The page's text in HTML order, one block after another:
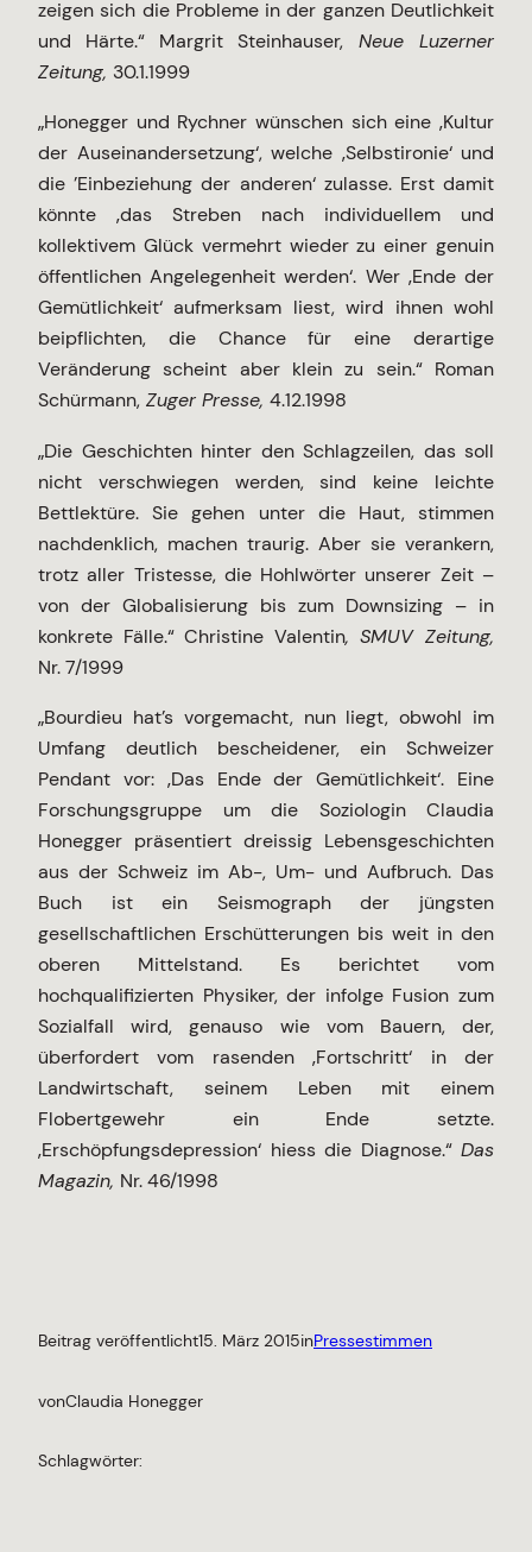
zeigen sich die Probleme in der ganzen Deutlichkeit
und Härte.“ Margrit Steinhauser, Neue Luzerner
Zeitung, 30.1.1999
„Honegger und Rychner wünschen sich eine ‚Kultur
der Auseinandersetzung‘, welche ‚Selbstironie‘ und
die ’Einbeziehung der anderen‘ zulasse. Erst damit
könnte ‚das Streben nach individuellem und
kollektivem Glück vermehrt wieder zu einer genuin
öffentlichen Angelegenheit werden‘. Wer ‚Ende der
Gemütlichkeit‘ aufmerksam liest, wird ihnen wohl
beipflichten, die Chance für eine derartige
Veränderung scheint aber klein zu sein.“ Roman
Schürmann, Zuger Presse, 4.12.1998
„Die Geschichten hinter den Schlagzeilen, das soll
nicht verschwiegen werden, sind keine leichte
Bettlektüre. Sie gehen unter die Haut, stimmen
nachdenklich, machen traurig. Aber sie verankern,
trotz aller Tristesse, die Hohlwörter unserer Zeit –
von der Globalisierung bis zum Downsizing – in
konkrete Fälle.“ Christine Valentin, SMUV Zeitung,
Nr. 7/1999
„Bourdieu hat’s vorgemacht, nun liegt, obwohl im
Umfang deutlich bescheidener, ein Schweizer
Pendant vor: ‚Das Ende der Gemütlichkeit‘. Eine
Forschungsgruppe um die Soziologin Claudia
Honegger präsentiert dreissig Lebensgeschichten
aus der Schweiz im Ab-, Um- und Aufbruch. Das
Buch ist ein Seismograph der jüngsten
gesellschaftlichen Erschütterungen bis weit in den
oberen Mittelstand. Es berichtet vom
hochqualifizierten Physiker, der infolge Fusion zum
Sozialfall wird, genauso wie vom Bauern, der,
überfordert vom rasenden ‚Fortschritt‘ in der
Landwirtschaft, seinem Leben mit einem
Flobertgewehr ein Ende setzte.
‚Erschöpfungsdepression‘ hiess die Diagnose.“ Das
Magazin, Nr. 46/1998
Beitrag veröffentlicht15. März 2015inPressestimmen
vonClaudia Honegger
Schlagwörter: